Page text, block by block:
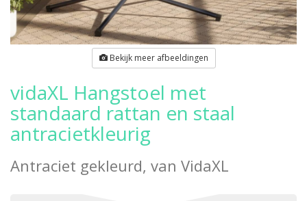
Bekijk meer afbeeldingen
vidaXL Hangstoel met
standaard rattan en staal
antracietkleurig
Antraciet gekleurd, van VidaXL